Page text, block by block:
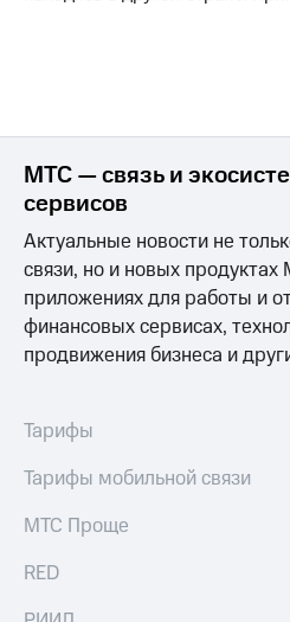
Оформить
номер
Заменить
SIM-
карту
Перейти
на
eSIM
Для дома
с выгодным
с выгодным
для дома
Личный
спутникового
ТВ
Скачать
приложение
Мой
МТС
на гигабайты
фильмы,
музыка
МТС — связь и
сервисов
Актуальные новости не
связи, но и новых
приложениях для работы и
финансовых сервисах,
продвижения бизнеса и
Тарифы
Тарифы мобильной связи
МТС Проще
RED